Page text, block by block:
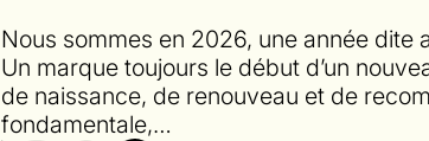
Nous sommes en 2026, une année dite
Un marque toujours le début d’un
de naissance, de renouveau et de
fondamentale,…